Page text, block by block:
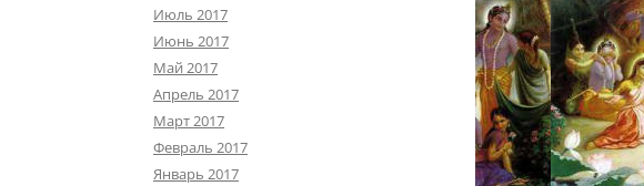
Июль 2017
Июнь 2017
Май 2017
Апрель 2017
Март 2017
Февраль 2017
Январь 2017